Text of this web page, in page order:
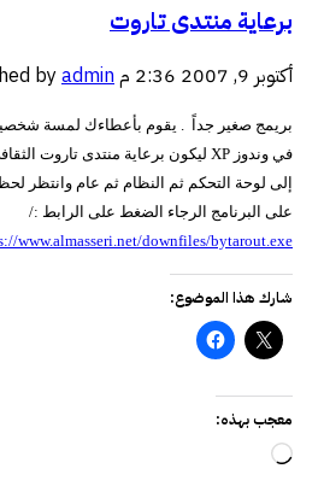
برعاية منتدى تاروت
أكتوبر 9, 2007 2:36 م byadmin
بريمج صغير جداً
. يقوم بأعطاءك لمسة
في وندوز XP ليكون برعاية منتدى تاروت
إلى لوحة التحكم ثم النظام ثم عام وانتظر
على البرنامج الرجاء الضغط على الرابط :/
www.almasseri.net/downfiles/bytarout.exe
شارك هذا الموضوع:
معجب بهذه:
جاري